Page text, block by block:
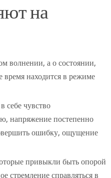
на
волнении, а о состоянии,
время находится в режиме
себе чувство
напряжение постепенно
ошибку, ощущение
привыкли быть опорой
стремление справляться в